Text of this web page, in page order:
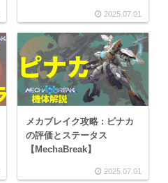
2025.07.01
メカブレイク攻略 : ピナカ
の評価とステータス
【MechaBreak】
2025.07.01